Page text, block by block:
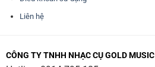
Liên hệ
CÔNG TY TNHH NHẠC CỤ GOLD MUSIC